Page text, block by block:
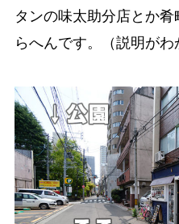
タンの味太助分店とか
らへんです。（説明がわ